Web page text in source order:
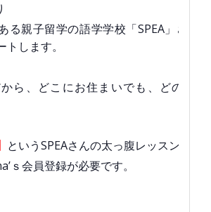
る親子留学の語学学校「SPEA」さん
します。
ら、どこにお住まいでも、どの場
というSPEAさんの太っ腹レッスン！
ｓ会員登録が必要です。